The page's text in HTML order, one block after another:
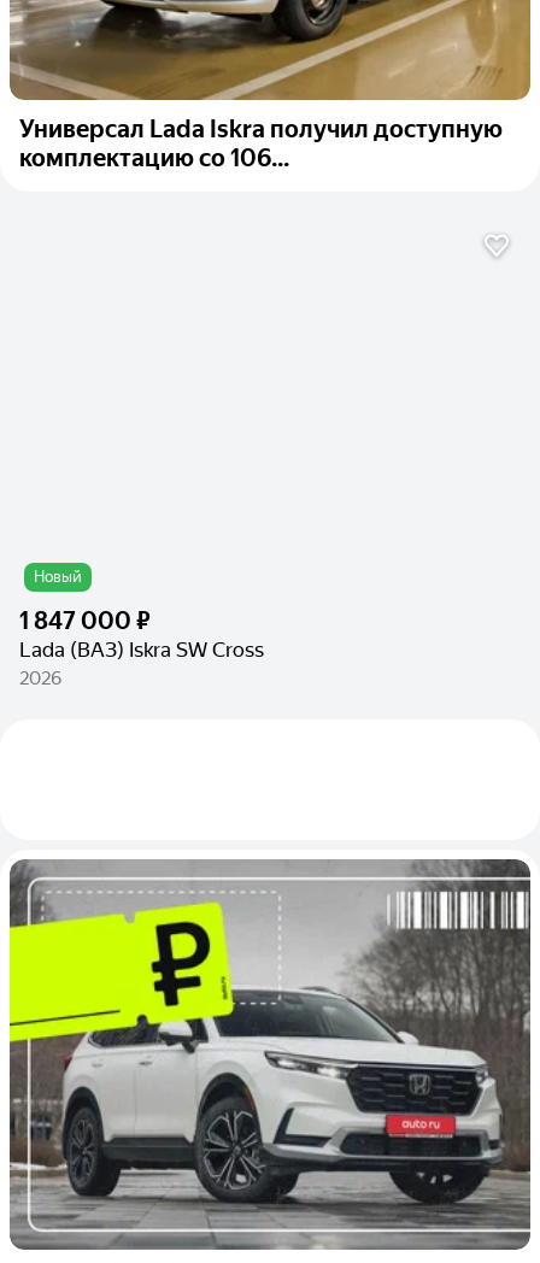
Универсал Lada Iskra получил доступную
комплектацию со 106...
Новый
1 847 000 ₽
Lada (ВАЗ) Iskra SW Cross
2026